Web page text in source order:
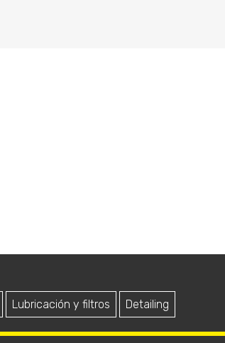
Lubricación y filtros Detailing